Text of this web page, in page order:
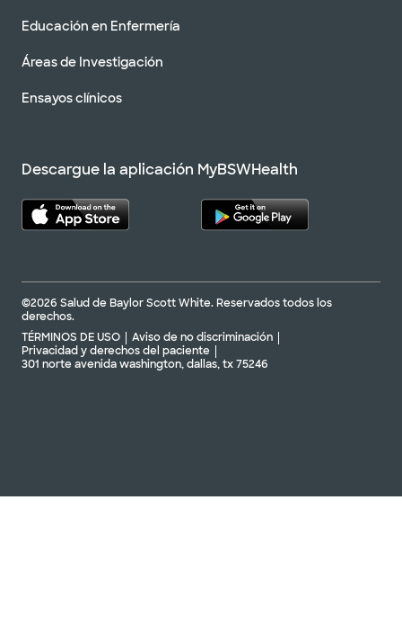
Educación en Enfermería
Áreas de Investigación
Ensayos clínicos
Descargue la aplicación MyBSWHealth
©2026 Salud de Baylor Scott White. Reservados todos los
derechos.
TÉRMINOS DE USO
Aviso de no discriminación
Privacidad y derechos del paciente
301 norte avenida washington, dallas, tx 75246